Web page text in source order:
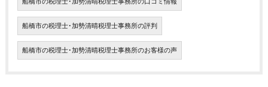
船橋市の税理士･加勢清晴税理士事務所の口コミ情報
船橋市の税理士･加勢清晴税理士事務所の評判
船橋市の税理士･加勢清晴税理士事務所のお客様の声